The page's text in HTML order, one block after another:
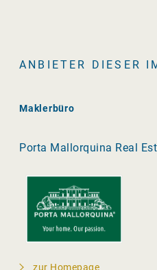
ANBIETER DIESER
Maklerbüro
Porta Mallorquina Real
zur Homepage